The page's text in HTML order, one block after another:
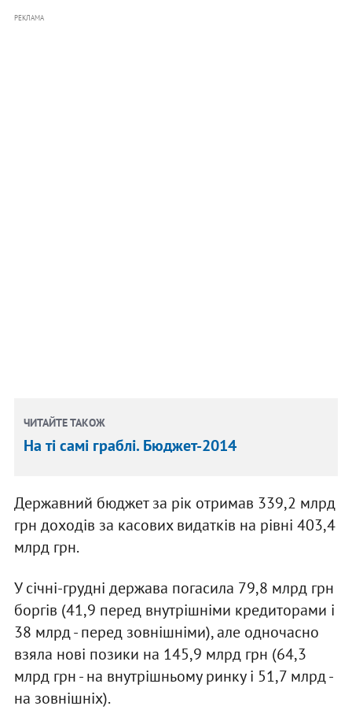
РЕКЛАМА
ЧИТАЙТЕ ТАКОЖ
На ті самі граблі. Бюджет-2014
Державний бюджет за рік отримав 339,2 млрд
грн доходів за касових видатків на рівні 403,4
млрд грн.
У січні-грудні держава погасила 79,8 млрд грн
боргів (41,9 перед внутрішніми кредиторами і
38 млрд - перед зовнішніми), але одночасно
взяла нові позики на 145,9 млрд грн (64,3
млрд грн - на внутрішньому ринку і 51,7 млрд -
на зовнішніх).